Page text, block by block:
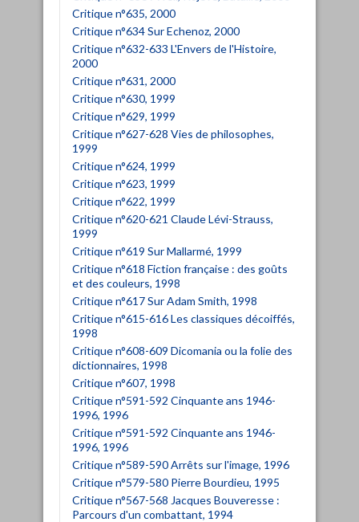
Critique n°635, 2000
Critique n°634 Sur Echenoz, 2000
Critique n°632-633 L'Envers de l'Histoire,
2000
Critique n°631, 2000
Critique n°630, 1999
Critique n°629, 1999
Critique n°627-628 Vies de philosophes,
1999
Critique n°624, 1999
Critique n°623, 1999
Critique n°622, 1999
Critique n°620-621 Claude Lévi-Strauss,
1999
Critique n°619 Sur Mallarmé, 1999
Critique n°618 Fiction française : des goûts
et des couleurs, 1998
Critique n°617 Sur Adam Smith, 1998
Critique n°615-616 Les classiques décoiffés,
1998
Critique n°608-609 Dicomania ou la folie des
dictionnaires, 1998
Critique n°607, 1998
Critique n°591-592 Cinquante ans 1946-
1996, 1996
Critique n°591-592 Cinquante ans 1946-
1996, 1996
Critique n°589-590 Arrêts sur l'image, 1996
Critique n°579-580 Pierre Bourdieu, 1995
Critique n°567-568 Jacques Bouveresse :
Parcours d'un combattant, 1994